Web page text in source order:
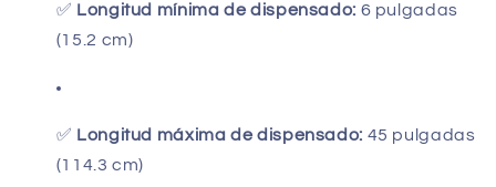
✅ Longitud mínima de dispensado: 6 pulgadas
(15.2 cm)
✅ Longitud máxima de dispensado: 45 pulgadas
(114.3 cm)